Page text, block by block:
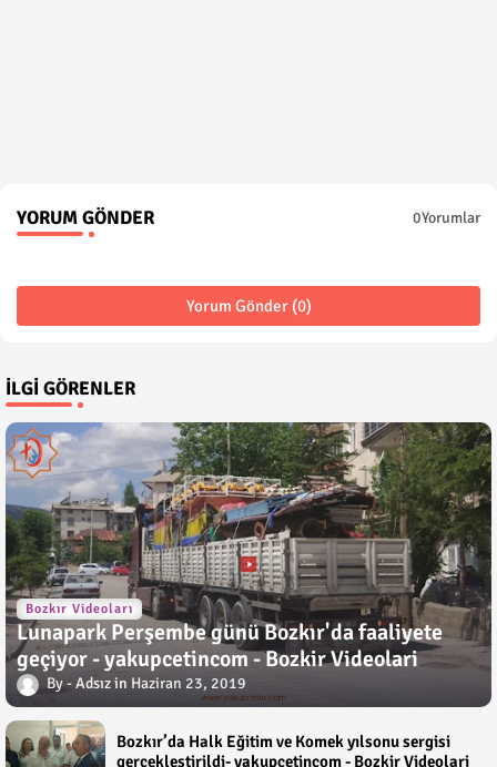
YORUM GÖNDER 0Yorumlar
Yorum Gönder (0)
İLGI GÖRENLER
Bozkır Videoları
Lunapark Perşembe günü Bozkır'da faaliyete
geçiyor - yakupcetincom - Bozkir Videolari
Adsız Haziran 23, 2019
Bozkır’da Halk Eğitim ve Komek yılsonu sergisi
gerçekleştirildi- yakupcetincom - Bozkir Videolari